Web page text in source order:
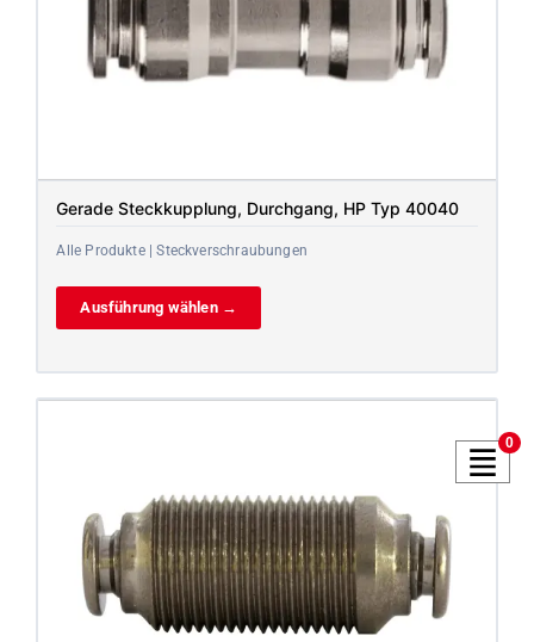
Gerade Steckkupplung, Durchgang, HP Typ 40040
Alle Produkte | Steckverschraubungen
Ausführung wählen →
0